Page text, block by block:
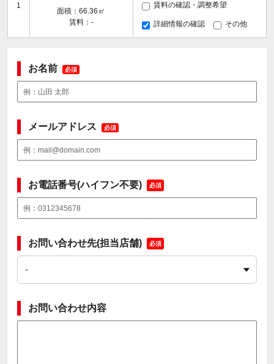
1
面積：66.36㎡
賃料：-
賃料の確認・調整希望
詳細情報の確認 その他
お名前 必須
メールアドレス 必須
お電話番号(ハイフン不要) 必須
お問い合わせ先(担当店舗) 必須
お問い合わせ内容